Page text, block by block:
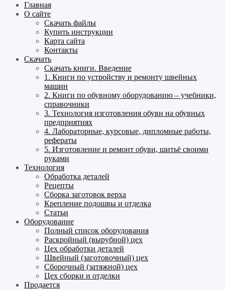
Главная
О сайте
Скачать файлы
Купить инструкции
Карта сайта
Контакты
Скачать
Скачать книги. Введение
1. Книги по устройству и ремонту швейных
машин
2. Книги по обувному оборудованию – учебники,
справочники
3. Технология изготовления обуви на обувных
предприятиях
4. Лабораторные, курсовые, дипломные работы,
рефераты
5. Изготовление и ремонт обуви, шитьё своими
руками
Технология
Обработка деталей
Рецепты
Сборка заготовок верха
Крепление подошвы и отделка
Статьи
Оборудование
Полный список оборудования
Раскройный (вырубной) цех
Цех обработки деталей
Швейный (заготовочный) цех
Сборочный (затяжной) цех
Цех сборки и отделки
Продается